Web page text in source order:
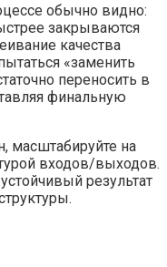
обычно видно:
закрываются
качества
«заменить
переносить в
финальную
масштабируйте на
входов/выходов.
результат